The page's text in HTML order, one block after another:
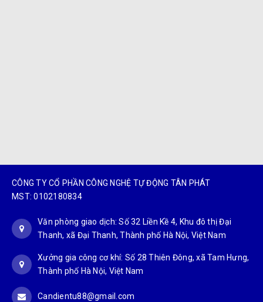
CÔNG TY CỔ PHẦN CÔNG NGHỆ TỰ ĐỘNG TÂN PHÁT
MST: 0102180834
Văn phòng giao dịch: Số 32 Liền Kề 4, Khu đô thị Đại
Thanh, xã Đại Thanh, Thành phố Hà Nội, Việt Nam
Xưởng gia công cơ khí: Số 28 Thiên Đông, xã Tam Hưng,
Thành phố Hà Nội, Việt Nam
Candientu88@gmail.com